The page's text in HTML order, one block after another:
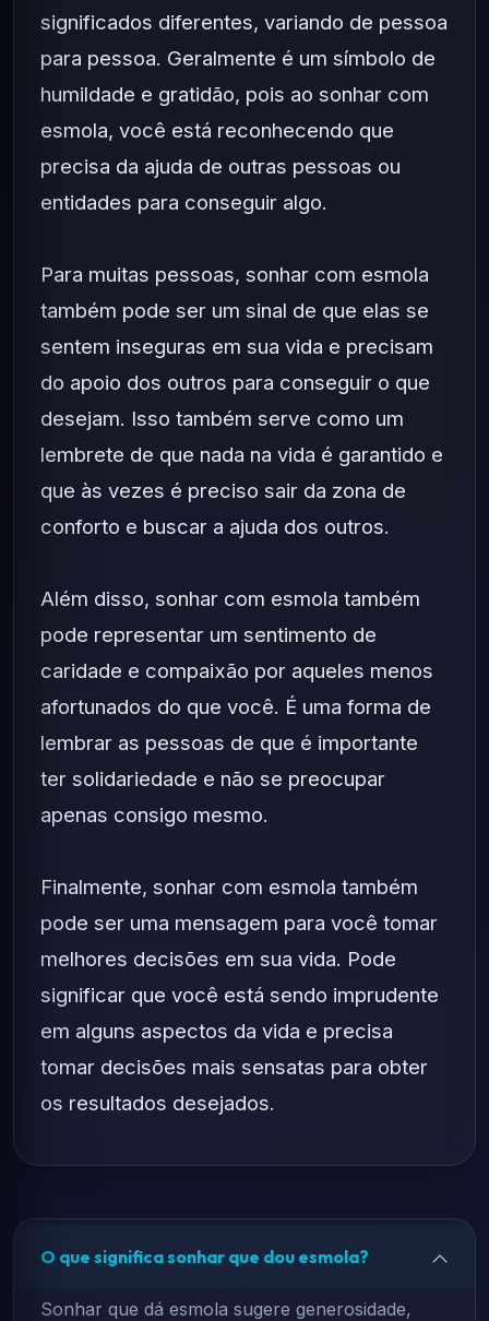
significados diferentes, variando de pessoa
para pessoa. Geralmente é um símbolo de
humildade e gratidão, pois ao sonhar com
esmola, você está reconhecendo que
precisa da ajuda de outras pessoas ou
entidades para conseguir algo.
Para muitas pessoas, sonhar com esmola
também pode ser um sinal de que elas se
sentem inseguras em sua vida e precisam
do apoio dos outros para conseguir o que
desejam. Isso também serve como um
lembrete de que nada na vida é garantido e
que às vezes é preciso sair da zona de
conforto e buscar a ajuda dos outros.
Além disso, sonhar com esmola também
pode representar um sentimento de
caridade e compaixão por aqueles menos
afortunados do que você. É uma forma de
lembrar as pessoas de que é importante
ter solidariedade e não se preocupar
apenas consigo mesmo.
Finalmente, sonhar com esmola também
pode ser uma mensagem para você tomar
melhores decisões em sua vida. Pode
significar que você está sendo imprudente
em alguns aspectos da vida e precisa
tomar decisões mais sensatas para obter
os resultados desejados.
O que significa sonhar que dou esmola?
Sonhar que dá esmola sugere generosidade,